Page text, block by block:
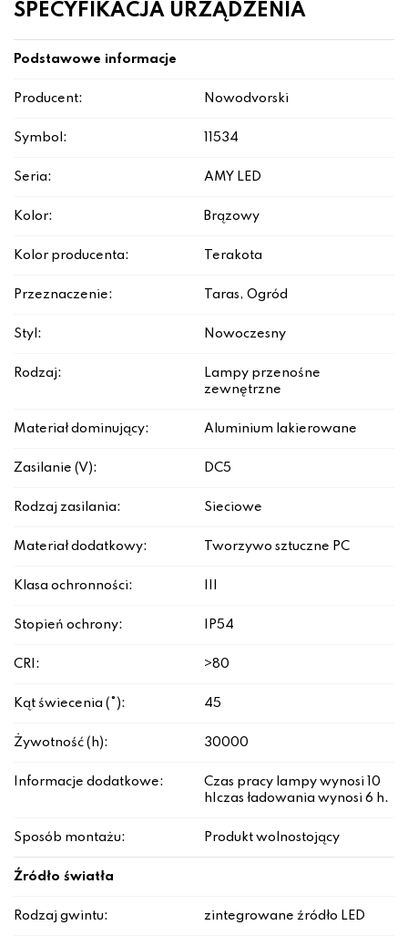
SPECYFIKACJA URZĄDZENIA
Podstawowe informacje
Producent: Nowodvorski
Symbol: 11534
Seria: AMY LED
Kolor: Brązowy
Kolor producenta: Terakota
Przeznaczenie: Taras, Ogród
Styl: Nowoczesny
Rodzaj:
Lampy przenośne
zewnętrzne
Materiał dominujący: Aluminium lakierowane
Zasilanie (V): DC5
Rodzaj zasilania: Sieciowe
Materiał dodatkowy: Tworzywo sztuczne PC
Klasa ochronności:
Stopień ochrony: IP54
CRI: >80
Kąt świecenia (°): 45
Żywotność (h): 30000
Informacje dodatkowe:
Czas pracy lampy wynosi 10
h|czas ładowania wynosi 6 h.
Sposób montażu: Produkt wolnostojący
Źródło światła
Rodzaj gwintu: zintegrowane źródło LED